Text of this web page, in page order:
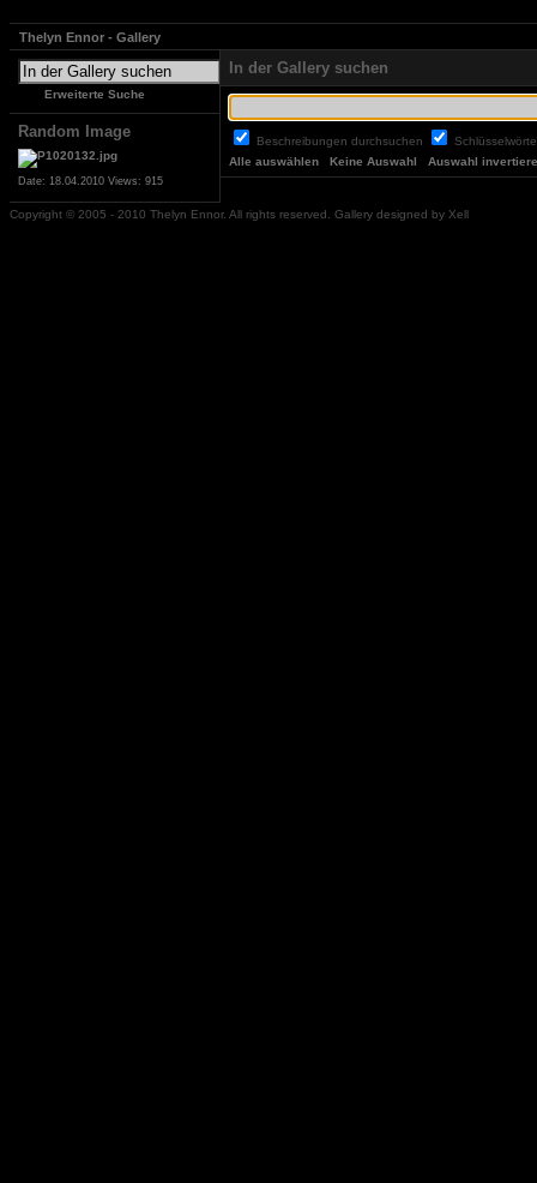
Thelyn Ennor - Gallery
Erweiterte Suche
Random Image
Date: 18.04.2010 Views: 915
In der Gallery suchen
Beschreibungen durchsuchen
Alle auswählen
Keine Auswahl Auswahl
Copyright © 2005 - 2010 Thelyn Ennor. All rights reserved. Gallery designed by Xell